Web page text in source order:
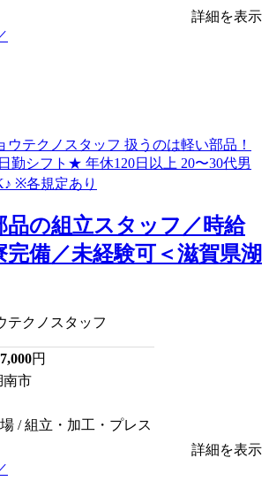
詳細を表示
品の組立スタッフ／時給
完備／未経験可＜滋賀県湖
テクノスタッフ
円
南市
/ 組立・加工・プレス
詳細を表示